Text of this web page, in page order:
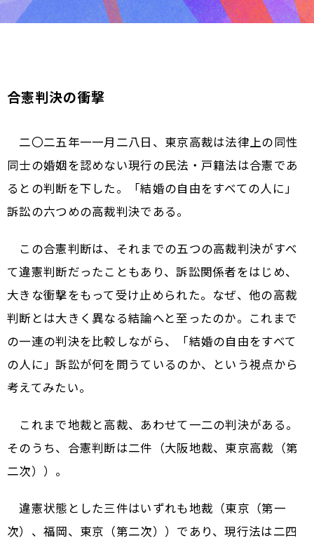
合憲判決の衝撃
二〇二五年一一月二八日、東京高裁は法律上の同性
同士の婚姻を認めない現行の民法・戸籍法は合憲であ
るとの判断を下した。「結婚の自由をすべての人に」
訴訟の六つめの高裁判決である。
この合憲判断は、それまでの五つの高裁判決がすべ
て違憲判断だったこともあり、訴訟関係者をはじめ、
大きな衝撃をもって受け止められた。なぜ、他の高裁
判断とは大きく異なる結論へと至ったのか。これまで
の一連の判決を比較しながら、「結婚の自由をすべて
の人に」訴訟が何を問うているのか、という視点から
考えてみたい。
これまで地裁と高裁、あわせて一二の判決がある。
そのうち、合憲判断は二件（大阪地裁、東京高裁（第
二次））。
違憲状態とした三件はいずれも地裁（東京（第一
次）、福岡、東京（第二次））であり、現行法は二四